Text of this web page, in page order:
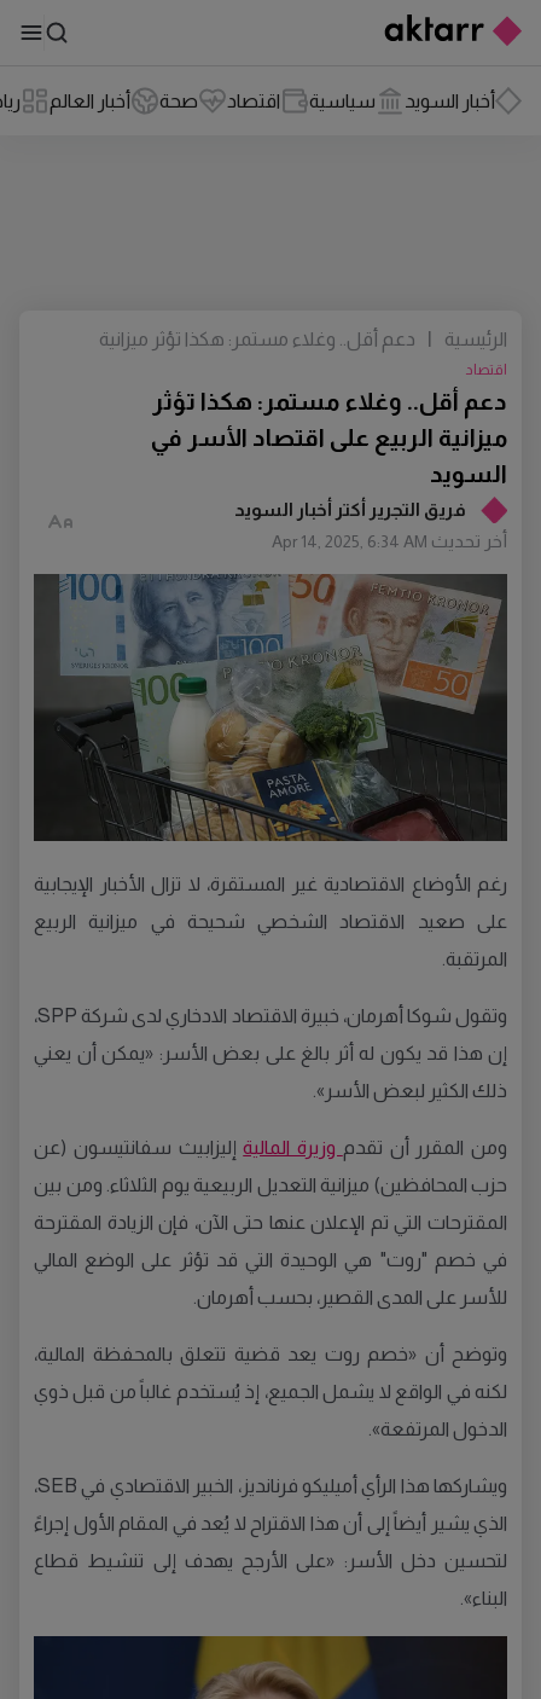
أخبار السويد سياسية اقتصاد صحة أخبار العالم
فريق التجرير أكتر أخبار السويد
أخر تحديث Apr 14, 2025, 6:34 AM
دعم أقل.. وغلاء مستمر: هكذا تؤثر
ميزانية الربيع على اقتصاد الأسر في
السويد
اقتصاد
الرئيسية |
دعم أقل.. وغلاء مستمر: هكذا تؤثر ميزانية
رغم الأوضاع الاقتصادية غير المستقرة، لا تزال الأخبار الإيجابية
على صعيد الاقتصاد الشخصي شحيحة في ميزانية الربيع
المرتقبة.
وتقول شوكا أهرمان، خبيرة الاقتصاد الادخاري لدى شركة SPP،
إن هذا قد يكون له أثر بالغ على بعض الأسر: «يمكن أن يعني
ذلك الكثير لبعض الأسر».
ومن المقرر أن تقدم وزيرة الماليةإليزابيث سفانتيسون (عن
حزب المحافظين) ميزانية التعديل الربيعية يوم الثلاثاء. ومن بين
المقترحات التي تم الإعلان عنها حتى الآن، فإن الزيادة المقترحة
في خصم "روت" هي الوحيدة التي قد تؤثر على الوضع المالي
للأسر على المدى القصير، بحسب أهرمان.
وتوضح أن «خصم روت يعد قضية تتعلق بالمحفظة المالية،
لكنه في الواقع لا يشمل الجميع، إذ يُستخدم غالباً من قبل ذوي
الدخول المرتفعة».
ويشاركها هذا الرأي أميليكو فرنانديز، الخبير الاقتصادي في SEB،
الذي يشير أيضاً إلى أن هذا الاقتراح لا يُعد في المقام الأول إجراءً
لتحسين دخل الأسر: «على الأرجح يهدف إلى تنشيط قطاع
البناء».